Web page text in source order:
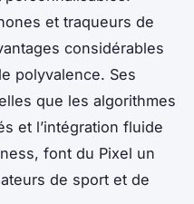
et traqueurs de
considérables
polyvalence. Ses
que les algorithmes
et l’intégration fluide
font du Pixel un
de sport et de